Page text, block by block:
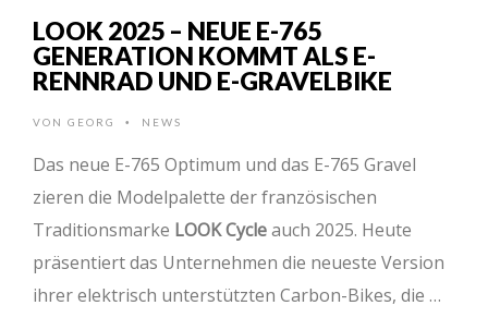
LOOK 2025 – NEUE E-765
GENERATION KOMMT ALS E-
RENNRAD UND E-GRAVELBIKE
VON GEORG • NEWS
Das neue E-765 Optimum und das E-765 Gravel
zieren die Modelpalette der französischen
Traditionsmarke LOOK Cycleauch 2025. Heute
präsentiert das Unternehmen die neueste Version
ihrer elektrisch unterstützten Carbon-Bikes, die …